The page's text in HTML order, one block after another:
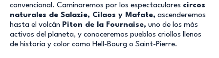
convencional. Caminaremos por los espectaculares circos
naturales de Salazie, Cilaos y Mafate, ascenderemos
hasta el volcán Piton de la Fournaise, uno de los más
activos del planeta, y conoceremos pueblos criollos llenos
de historia y color como Hell-Bourg o Saint-Pierre.